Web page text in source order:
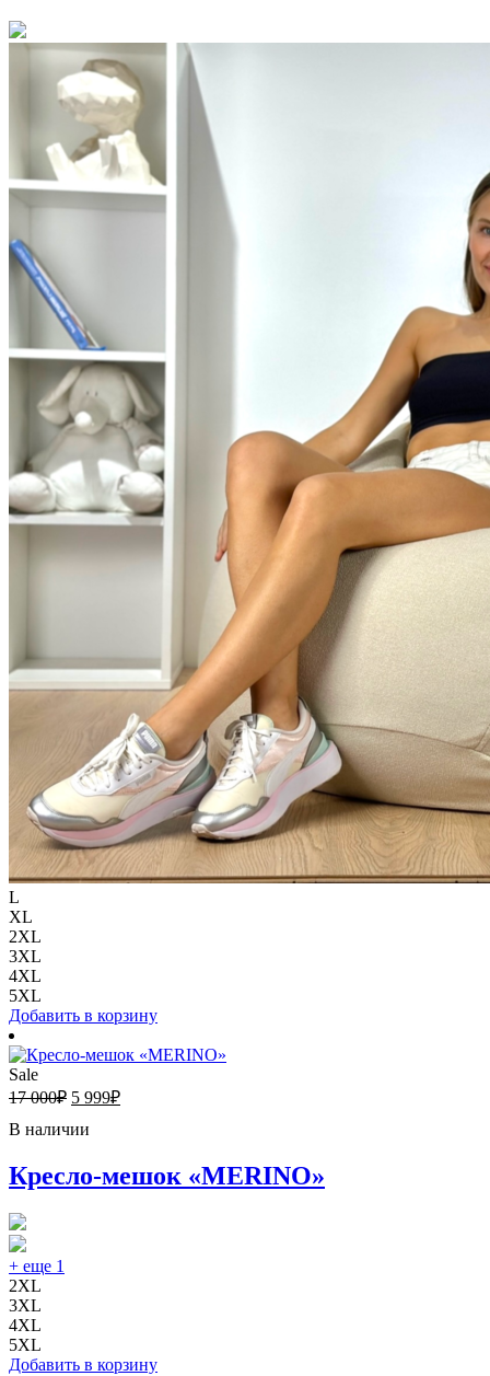
L
XL
2XL
3XL
4XL
5XL
Добавить в корзину
Sale
17 000₽ 5 999₽
В наличии
Кресло-мешок «MERINO»
+ еще 1
2XL
3XL
4XL
5XL
Добавить в корзину